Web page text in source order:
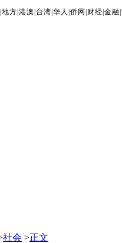
|地方 |港澳 台湾 |华人 |侨网 财经 |金融 |
社会 >正文